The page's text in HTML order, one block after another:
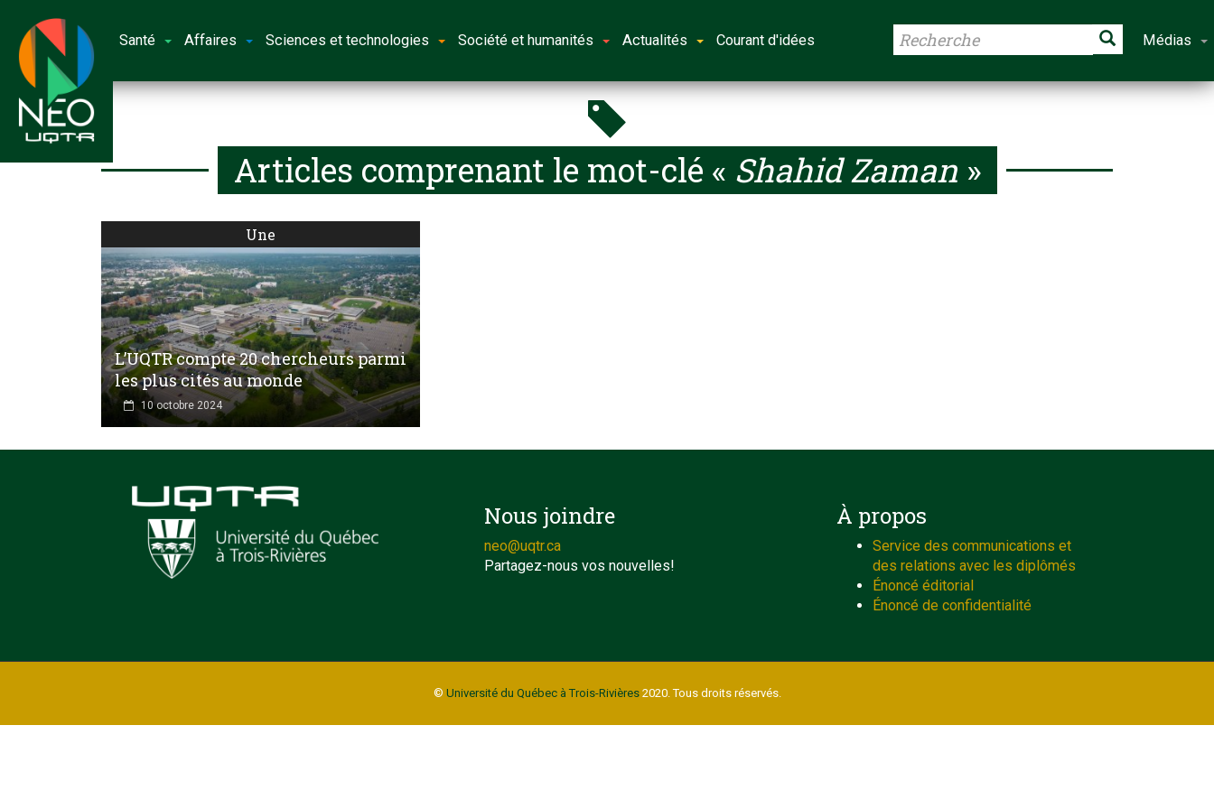
Santé Affaires Sciences et technologies Société et humanités Actualités Courant d'idées Médias
Articles comprenant le mot-clé « Shahid Zaman »
Une
L’UQTR compte 20 chercheurs parmi
les plus cités au monde
10 octobre 2024
Nous joindre
neo@uqtr.ca
Partagez-nous vos nouvelles!
À propos
Service des communications et
des relations avec les diplômés
Énoncé éditorial
Énoncé de confidentialité
© Université du Québec à Trois-Rivières2020. Tous droits réservés.